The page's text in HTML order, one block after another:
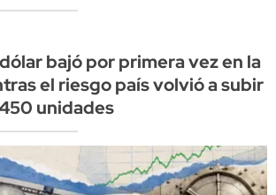
bajó por primera vez en la
el riesgo país volvió a subir
unidades